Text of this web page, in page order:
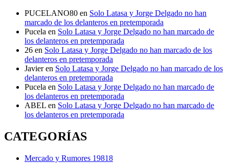
PUCELANO80 en Solo Latasa y Jorge Delgado no han
marcado de los delanteros en pretemporada
Pucela en Solo Latasa y Jorge Delgado no han marcado de
los delanteros en pretemporada
26 en Solo Latasa y Jorge Delgado no han marcado de los
delanteros en pretemporada
Javier en Solo Latasa y Jorge Delgado no han marcado de los
delanteros en pretemporada
Pucela en Solo Latasa y Jorge Delgado no han marcado de
los delanteros en pretemporada
ABEL en Solo Latasa y Jorge Delgado no han marcado de
los delanteros en pretemporada
CATEGORÍAS
Mercado y Rumores 19818